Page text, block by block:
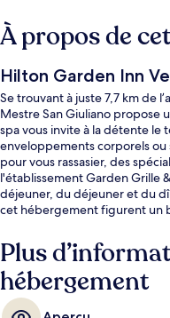
À propos de
Hilton Garden Inn
Se trouvant à juste 7,7 km de
Mestre San Giuliano propose
spa vous invite à la détente le
enveloppements corporels
pour vous rassasier, des
l'établissement Garden Grille
déjeuner, du déjeuner et du
cet hébergement figurent un
d'éloges en ce qui concerne
générale.
Plus
hébergement